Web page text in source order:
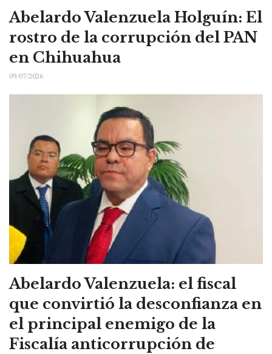
Abelardo Valenzuela Holguín: El
rostro de la corrupción del PAN
en Chihuahua
09/07/2026
Abelardo Valenzuela: el fiscal
que convirtió la desconfianza en
el principal enemigo de la
Fiscalía anticorrupción de